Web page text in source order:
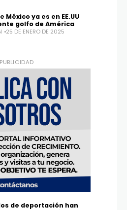
México ya es en EE.UU
golfo de América
25 DE ENERO DE 2025
PUBLICIDAD
de deportación han